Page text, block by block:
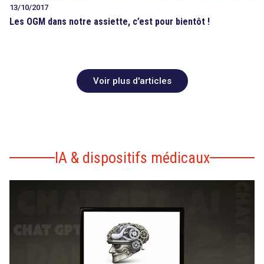
13/10/2017
Les OGM dans notre assiette, c’est pour bientôt !
Voir plus d'articles
IA & dispositifs médicaux